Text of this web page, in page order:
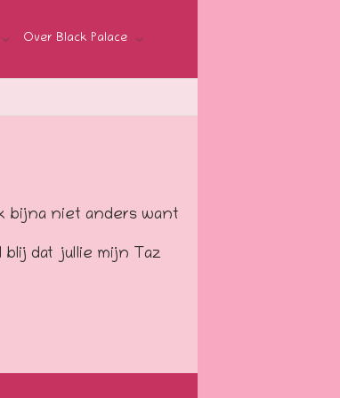
Over Black Palace
bijna niet anders want
dat jullie mijn Taz